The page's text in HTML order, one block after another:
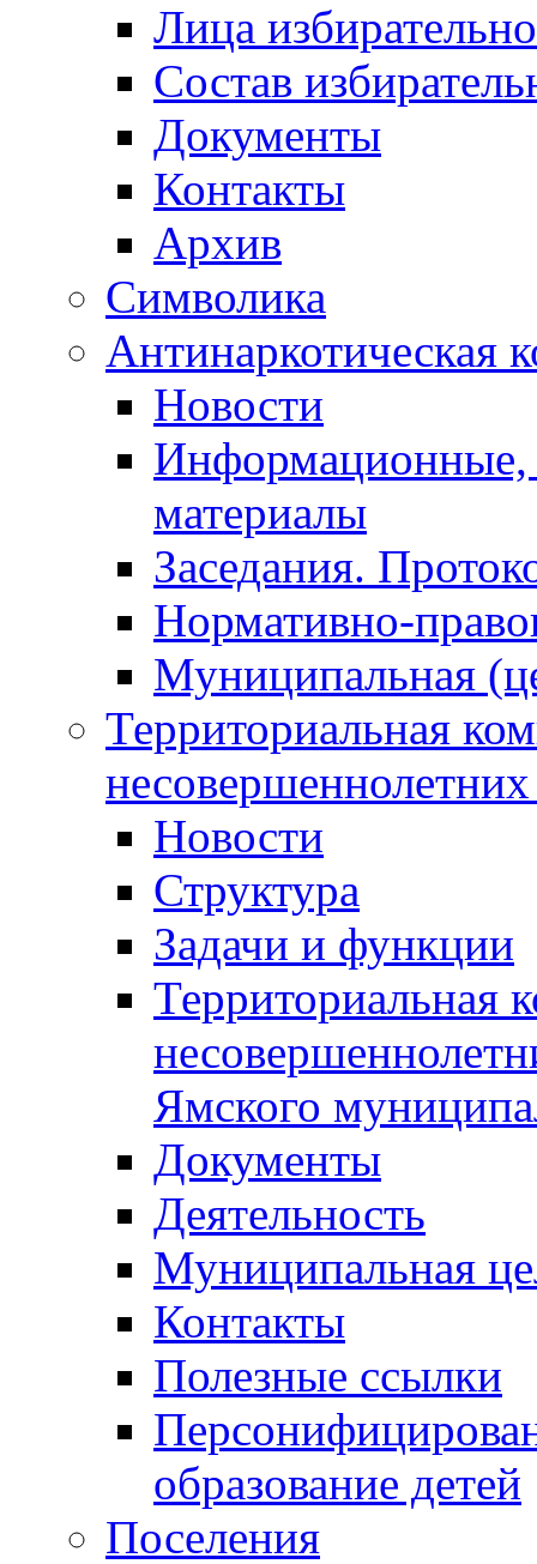
Лица
Состав
Документы
Контакты
Архив
Символика
Антинаркотическая
Новости
Информационные,
материалы
Заседания.
Нормативно-
Муниципальная
Территориальная
Новости
Структура
Задачи и функции
Территориальная
Ямского
Документы
Деятельность
Муниципальная
Контакты
Полезные ссылки
образование детей
Поселения